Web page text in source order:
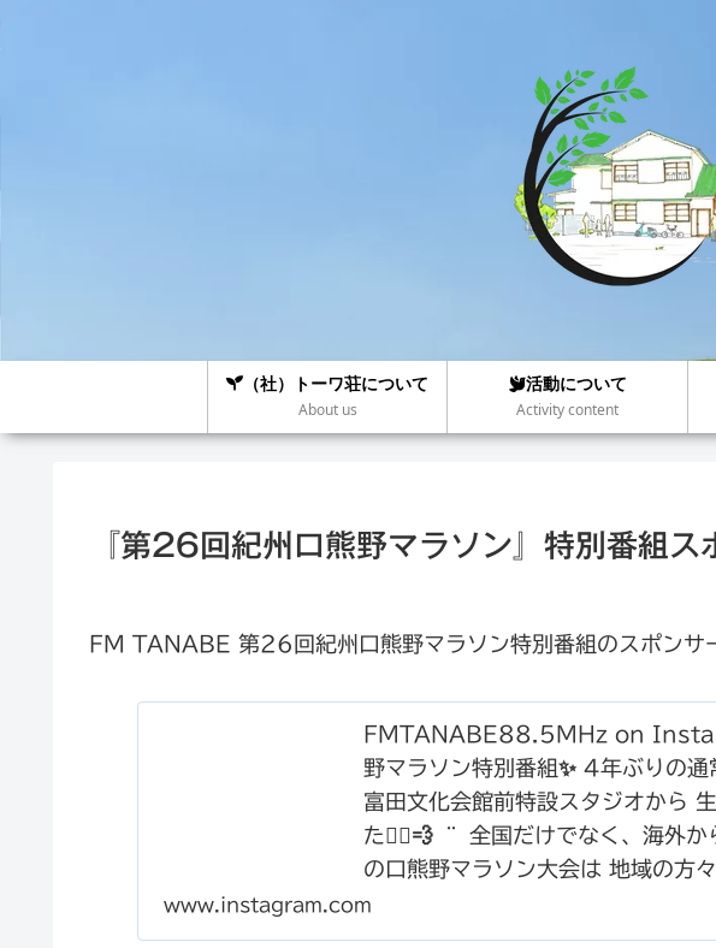
（社）トーワ荘について
About us
活動について
Activity content
『第26回紀州口熊野マラソン』特別番組ス
FM TANABE 第26回紀州口熊野マラソン特別番組のスポンサ
FMTANABE88.5MHz on
野マラソン特別番組✨ 4年ぶりの
富田文化会館前特設スタジオから
た🏃‍♂️💨 ¨ 全国だけでなく、海外か
の口熊野マラソン大会は 地域の方
支えられている素敵な大会だと あ
して、ラジオにも ランナーや大会
www.instagram.com